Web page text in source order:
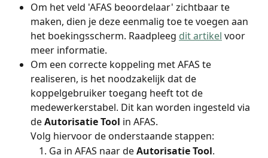
Om het veld 'AFAS beoordelaar' zichtbaar te
maken, dien je deze eenmalig toe te voegen aan
het boekingsscherm. Raadpleeg dit artikel voor
meer informatie.
Om een correcte koppeling met AFAS te
realiseren, is het noodzakelijk dat de
koppelgebruiker toegang heeft tot de
medewerkerstabel. Dit kan worden ingesteld via
de Autorisatie Tool in AFAS.
Volg hiervoor de onderstaande stappen:
Ga in AFAS naar de Autorisatie Tool.